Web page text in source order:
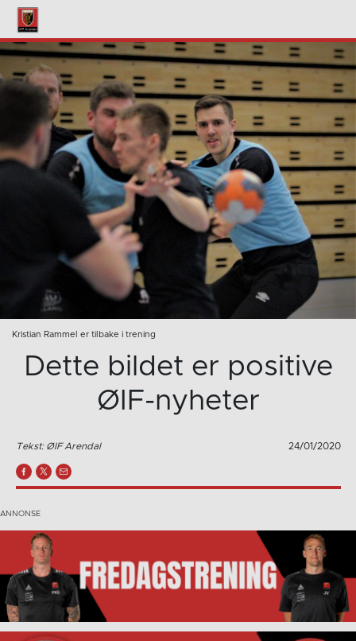
Kristian Rammel er tilbake i trening
Dette bildet er positive
ØIF-nyheter
Tekst: ØIF Arendal 24/01/2020